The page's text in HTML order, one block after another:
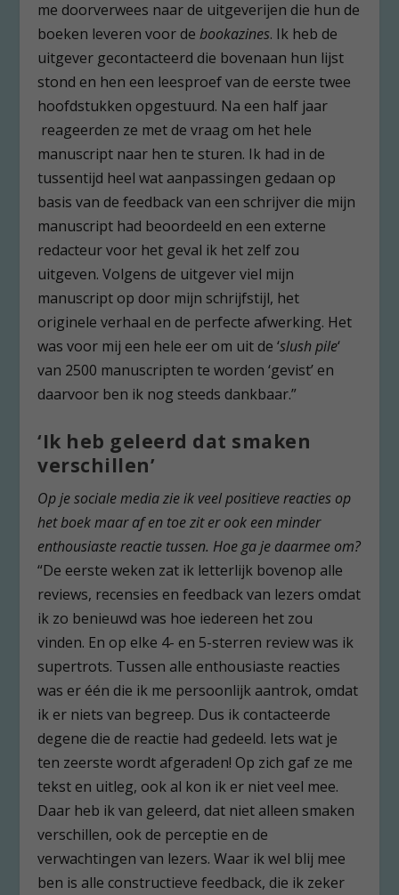
me doorverwees naar de uitgeverijen die hun de
boeken leveren voor debookazines. Ik heb de
uitgever gecontacteerd die bovenaan hun lijst
stond en hen een leesproef van de eerste twee
hoofdstukken opgestuurd. Na een half jaar
reageerden ze met de vraag om het hele
manuscript naar hen te sturen. Ik had in de
tussentijd heel wat aanpassingen gedaan op
basis van de feedback van een schrijver die mijn
manuscript had beoordeeld en een externe
redacteur voor het geval ik het zelf zou
uitgeven. Volgens de uitgever viel mijn
manuscript op door mijn schrijfstijl, het
originele verhaal en de perfecte afwerking. Het
was voor mij een hele eer om uit de ‘slush pile‘
van 2500 manuscripten te worden ‘gevist’ en
daarvoor ben ik nog steeds dankbaar.”
‘Ik heb geleerd dat smaken
verschillen’
Op je sociale media zie ik veel positieve reacties op
het boek maar af en toe zit er ook een minder
enthousiaste reactie tussen. Hoe ga je daarmee om?
“De eerste weken zat ik letterlijk bovenop alle
reviews, recensies en feedback van lezers omdat
ik zo benieuwd was hoe iedereen het zou
vinden. En op elke 4- en 5-sterren review was ik
supertrots. Tussen alle enthousiaste reacties
was er één die ik me persoonlijk aantrok, omdat
ik er niets van begreep. Dus ik contacteerde
degene die de reactie had gedeeld. Iets wat je
ten zeerste wordt afgeraden! Op zich gaf ze me
tekst en uitleg, ook al kon ik er niet veel mee.
Daar heb ik van geleerd, dat niet alleen smaken
verschillen, ook de perceptie en de
verwachtingen van lezers. Waar ik wel blij mee
ben is alle constructieve feedback, die ik zeker